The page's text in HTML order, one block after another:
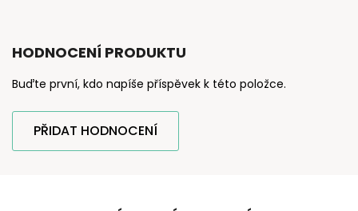
HODNOCENÍ PRODUKTU
Buďte první, kdo napíše příspěvek k této položce.
PŘIDAT HODNOCENÍ